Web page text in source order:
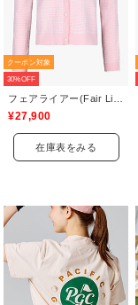
クーポン対象
30%OFF
¥27,900
在庫表をみる